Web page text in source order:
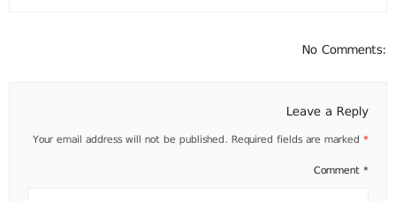
No Comments:
Leave a Reply
Your email address will not be published. Required fields are marked *
Comment *